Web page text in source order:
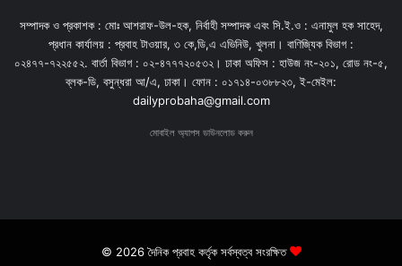
সম্পাদক ও প্রকাশক : মোঃ আশরাফ-উল-হক, নির্বাহী সম্পাদক এবং সি.ই.ও : এনামুল হক সাহেদ,
প্রধান কার্যালয় : প্রবাহ টাওয়ার, ৩ কে,ডি,এ এভিনিউ, খুলনা। বাণিজ্যিক বিভাগ :
০২৪৭৭-৭২২৫৫২. বার্তা বিভাগ : ০২-৪৭৭৭২০৫৩২। ঢাকা অফিস : হাউজ নং-২০১, রোড নং-৫,
ব্লক-ডি, বসুন্ধরা আ/এ, ঢাকা। ফোন : ০১৭১৪-০৩৮৮২৩, ই-মেইল:
dailyprobaha@gmail.com
মোবাইল অ্যাপস ডাউনলোড করুন
© 2026 দৈনিক প্রবাহ কর্তৃক সর্বস্বত্ব সংরক্ষিত